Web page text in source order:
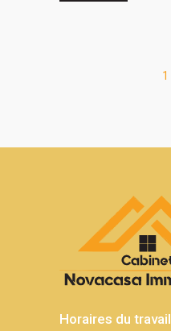
1
Horaires du travail